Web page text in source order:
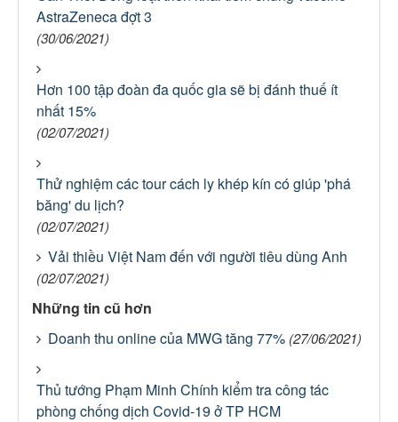
AstraZeneca đợt 3
(30/06/2021)
Hơn 100 tập đoàn đa quốc gia sẽ bị đánh thuế ít
nhất 15%
(02/07/2021)
Thử nghiệm các tour cách ly khép kín có giúp 'phá
băng' du lịch?
(02/07/2021)
Vải thiều Việt Nam đến với người tiêu dùng Anh
(02/07/2021)
Những tin cũ hơn
Doanh thu online của MWG tăng 77% (27/06/2021)
Thủ tướng Phạm Minh Chính kiểm tra công tác
phòng chống dịch Covid-19 ở TP HCM